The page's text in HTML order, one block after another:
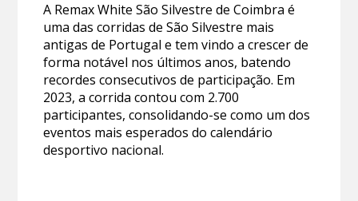
A Remax White São Silvestre de Coimbra é
uma das corridas de São Silvestre mais
antigas de Portugal e tem vindo a crescer de
forma notável nos últimos anos, batendo
recordes consecutivos de participação. Em
2023, a corrida contou com 2.700
participantes, consolidando-se como um dos
eventos mais esperados do calendário
desportivo nacional.